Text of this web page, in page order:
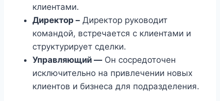
клиентами.
Директор – Директор руководит
командой, встречается с клиентами и
структурирует сделки.
Управляющий — Он сосредоточен
исключительно на привлечении новых
клиентов и бизнеса для подразделения.